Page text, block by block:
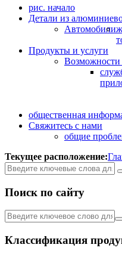
рис. начало
Детали из
Автомобили
Продукты и услуги
Возможности
общественная
Свяжитесь с нами
общие
Текущее расположение:
Поиск по сайту
Классификация